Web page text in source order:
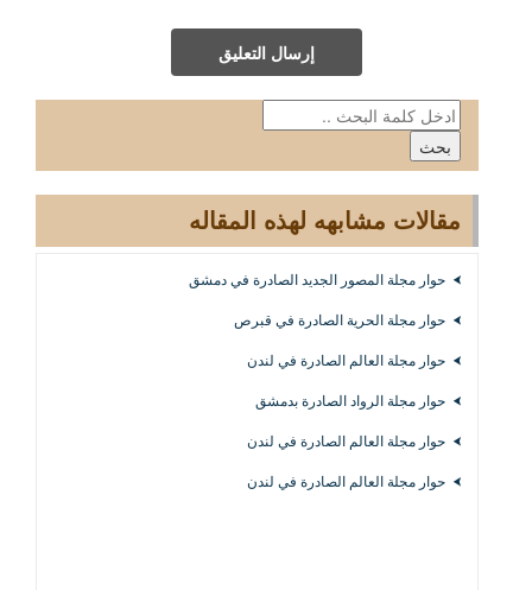
إرسال التعليق
مقالات مشابهه لهذه المقاله
حوار مجلة المصور الجديد الصادرة في دمشق
حوار مجلة الحرية الصادرة في قبرص
حوار مجلة العالم الصادرة في لندن
حوار مجلة الرواد الصادرة بدمشق
حوار مجلة العالم الصادرة في لندن
حوار مجلة العالم الصادرة في لندن